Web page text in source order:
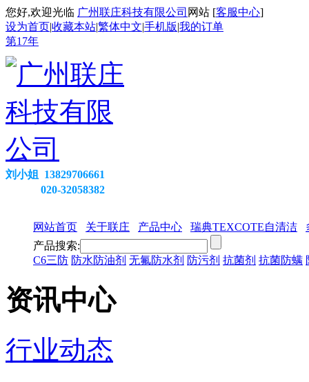
您好,欢迎光临 广州联庄科技有限公司 网站 [客服中心]
设为首页|收藏本站|繁体中文|手机版|我的订单
第17年
刘小姐 13829706661
020-32058382
网站首页 关于联庄 产品中心 瑞典TEXCOTE自清洁
产品搜索:
C6三防 防水防油剂 无氟防水剂 防污剂 抗菌剂 抗菌防螨
资讯中心
行业动态